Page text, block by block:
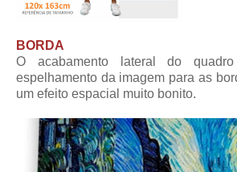
BORDA
O acabamento lateral do
espelhamento da imagem para as
um efeito espacial muito bonito.